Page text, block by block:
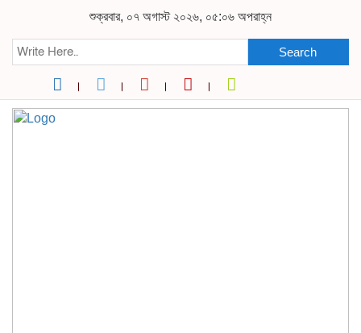
শুক্রবার, ০৭ অগাস্ট ২০২৬, ০৫:০৬ অপরাহ্ন
Search